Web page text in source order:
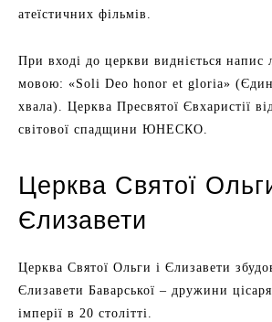
атеїстичних фільмів.
При вході до церкви видніється напис
мовою: «Soli Deo honor et gloria»
хвала). Церква Пресвятої Євхаристії
світової спадщини ЮНЕСКО.
Церква Святої
Єлизавети
Церква Святої Ольги і Єлизавети
Єлизавети Баварської – дружини
імперії в 20 столітті.